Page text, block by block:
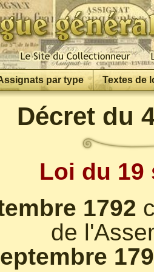
par type Textes de
Décret du
Loi du 19
1792
de